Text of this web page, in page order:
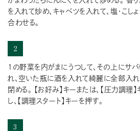
を入れて炒め、キャベツを入れて、塩・こし
合わせる。
2
1の野菜を内がまにうつして、その上にサバ
れ、空いた瓶に酒を入れて綺麗に全部入れ
閉める。 【お好み】キーまたは、【圧力調理
し、【調理スタート】キーを押す。
3